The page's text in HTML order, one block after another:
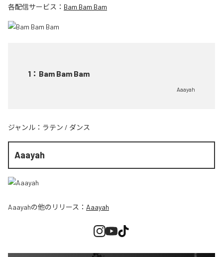
各配信サービス： Bam Bam Bam
1 ： Bam Bam Bam
Aaayah
ジャンル： ラテン / ダンス
Aaayah
Aaayahの他のリリース： Aaayah